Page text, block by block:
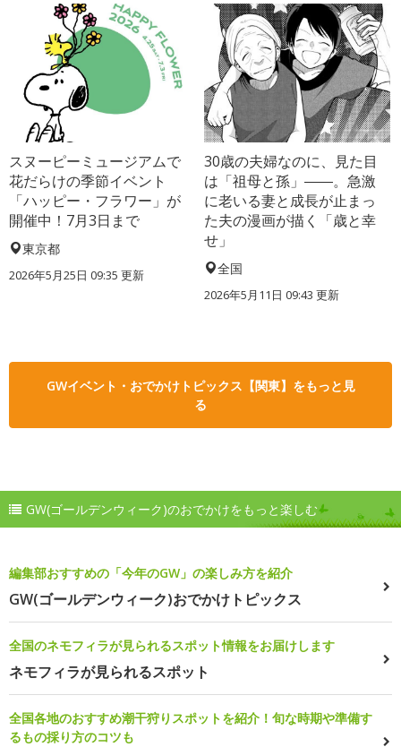
スヌーピーミュージアムで
花だらけの季節イベント
「ハッピー・フラワー」が
開催中！7月3日まで
東京都
2026年5月25日 09:35 更新
30歳の夫婦なのに、見た目
は「祖母と孫」――。急激
に老いる妻と成長が止まっ
た夫の漫画が描く「歳と幸
せ」
全国
2026年5月11日 09:43 更新
GWイベント・おでかけトピックス【関東】をもっと見
る
GW(ゴールデンウィーク)のおでかけをもっと楽しむ
編集部おすすめの「今年のGW」の楽しみ方を紹介
GW(ゴールデンウィーク)おでかけトピックス
全国のネモフィラが見られるスポット情報をお届けします
ネモフィラが見られるスポット
全国各地のおすすめ潮干狩りスポットを紹介！旬な時期や準備す
るもの採り方のコツも